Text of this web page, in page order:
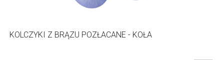
KOLCZYKI Z BRĄZU POZŁACANE - KOŁA